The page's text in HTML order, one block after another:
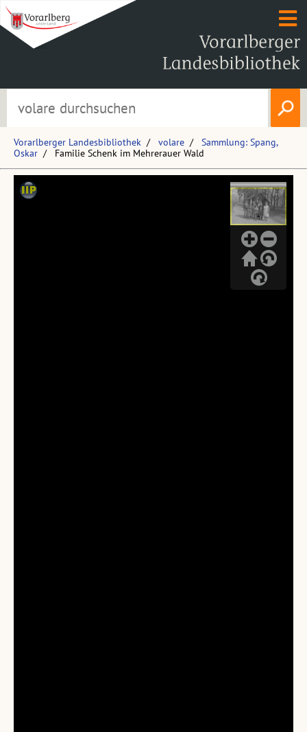
Vorarlberger Landesbibliothek volare
Sammlung: Spang,
Oskar
Familie Schenk im Mehrerauer Wald